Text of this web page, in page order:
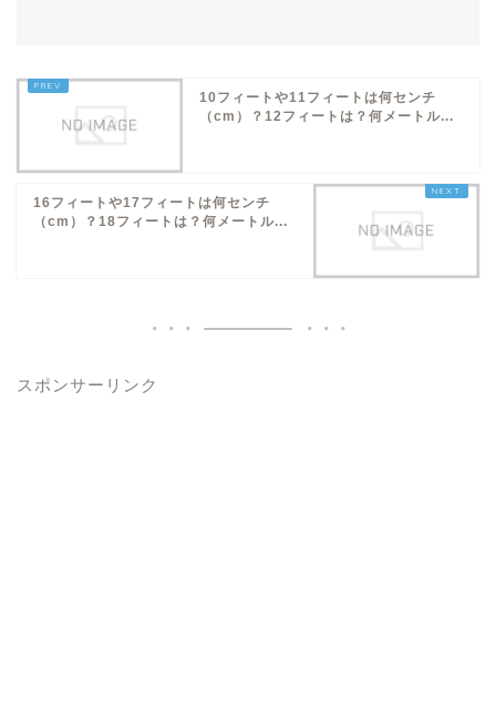
10フィートや11フィートは何センチ
（cm）？12フィートは？何メートル...
16フィートや17フィートは何センチ
（cm）？18フィートは？何メートル...
スポンサーリンク